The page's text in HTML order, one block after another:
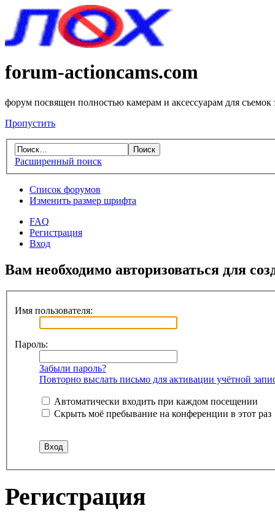
forum-actioncams.com
форум посвящен полностью камерам и аксессуарам для съемок
Пропустить
Расширенный поиск
Список форумов
Изменить размер шрифта
FAQ
Регистрация
Вход
Вам необходимо авторизоваться для
Имя пользователя:
Пароль:
Забыли пароль?
Повторно выслать письмо для активации учётной
Автоматически входить при каждом посещении
Скрыть моё пребывание на конференции в этот раз
Регистрация